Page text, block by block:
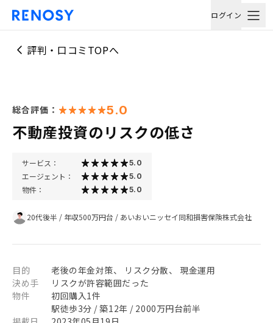
ログイン
評判・口コミTOPへ
総合評価： 5.0
不動産投資のリスクの低さ
サービス： 5.0
エージェント： 5.0
物件： 5.0
20代後半 / 年収500万円台 / あいおいニッセイ同和損害保険株式会社
目的
老後の年金対策、 リスク分散、 現金運用
決め手
リスクが許容範囲だった
物件
初回購入1件
駅徒歩3分 / 築12年 / 2000万円台前半